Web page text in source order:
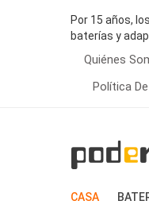
Por 15 años,
baterías y
Quiénes
Política
CASA